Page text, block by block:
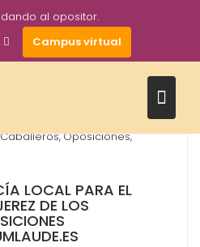
al opositor.
Campus virtual
,Oposiciones,
LOCAL PARA EL
DE LOS